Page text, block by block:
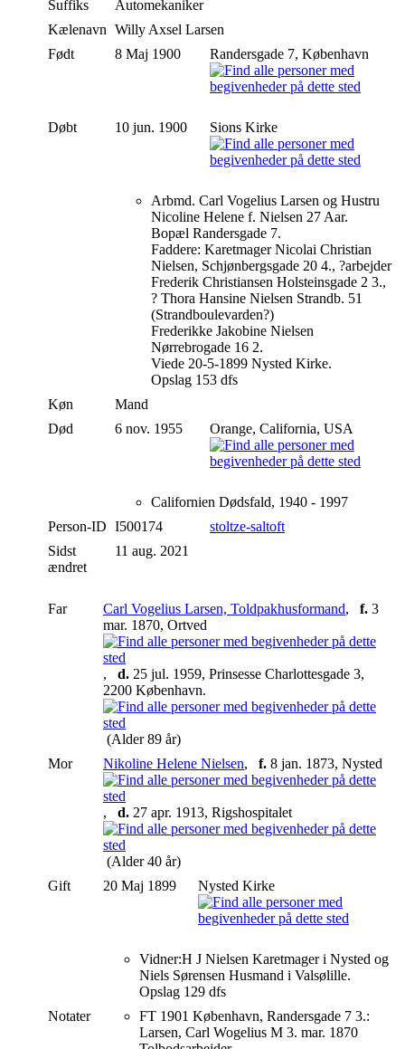
Suffiks
Automekaniker
Kælenavn Willy Axsel Larsen
Født
8 Maj 1900 Randersgade 7, København
Døbt 10 jun. 1900 Sions Kirke
Arbmd. Carl Vogelius Larsen og Hustru
Nicoline Helene f. Nielsen 27 Aar.
Bopæl Randersgade 7.
Faddere: Karetmager Nicolai Christian
Nielsen, Schjønbergsgade 20 4., ?arbejder
Frederik Christiansen Holsteinsgade 2 3.,
? Thora Hansine Nielsen Strandb. 51
(Strandboulevarden?)
Frederikke Jakobine Nielsen
Nørrebrogade 16 2.
Viede 20-5-1899 Nysted Kirke.
Opslag 153 dfs
Køn
Mand
Død
6 nov. 1955 Orange, California, USA
Californien Dødsfald, 1940 - 1997
Person-ID I500174
stoltze-saltoft
Sidst
ændret
11 aug. 2021
Far Carl Vogelius Larsen, Toldpakhusformand, f. 3
mar. 1870, Ortved
, d. 25 jul. 1959, Prinsesse Charlottesgade 3,
2200 København.
(Alder 89 år)
Mor
Nikoline Helene Nielsen, f. 8 jan. 1873, Nysted
, d. 27 apr. 1913, Rigshospitalet
(Alder 40 år)
Gift
20 Maj 1899 Nysted Kirke
Vidner:H J Nielsen Karetmager i Nysted og
Niels Sørensen Husmand i Valsølille.
Opslag 129 dfs
Notater
FT 1901 København, Randersgade 7 3.:
Larsen, Carl Wogelius M 3. mar. 1870